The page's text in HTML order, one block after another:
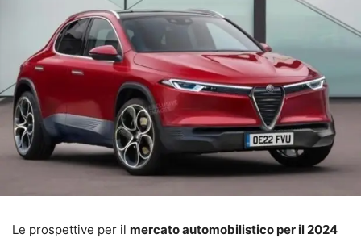
Le prospettive per il mercato automobilistico per il 2024